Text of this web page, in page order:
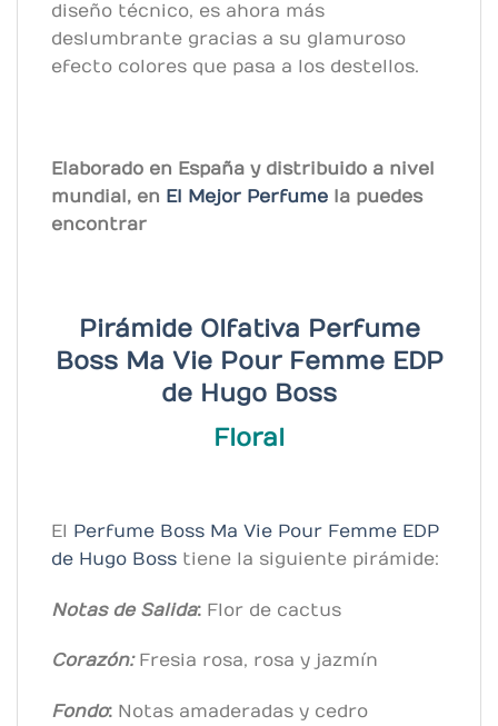
diseño técnico, es ahora más
deslumbrante gracias a su glamuroso
efecto colores que pasa a los destellos.
Elaborado en España y distribuido a nivel
mundial, en El Mejor Perfume la puedes
encontrar
Pirámide Olfativa Perfume
Boss Ma Vie Pour Femme EDP
de Hugo Boss
Floral
El Perfume Boss Ma Vie Pour Femme EDP
de Hugo Boss tiene la siguiente pirámide:
Notas de Salida: Flor de cactus
Corazón:Fresia rosa, rosa y jazmín
Fondo: Notas amaderadas y cedro